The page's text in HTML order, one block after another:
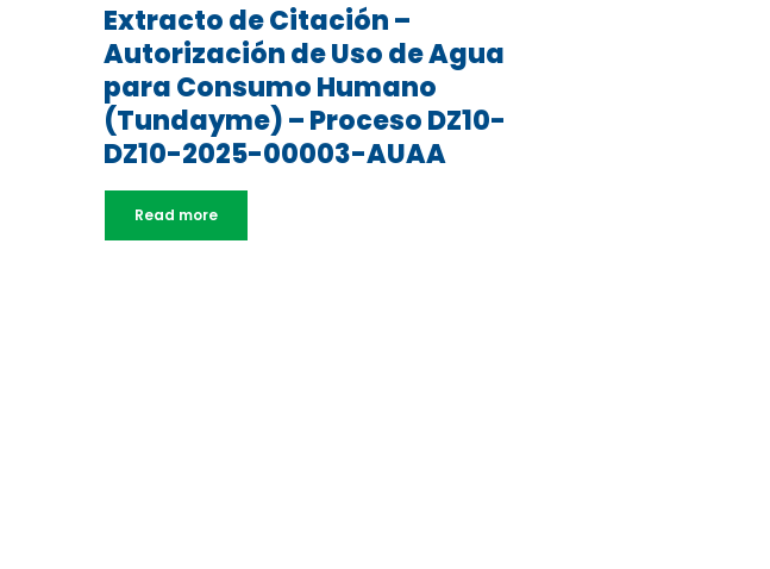
Extracto de Citación –
Autorización de Uso de Agua
para Consumo Humano
(Tundayme) – Proceso DZ10-
DZ10-2025-00003-AUAA
Read more